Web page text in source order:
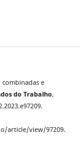
combinadas e
do Trabalho,
article/view/97209.